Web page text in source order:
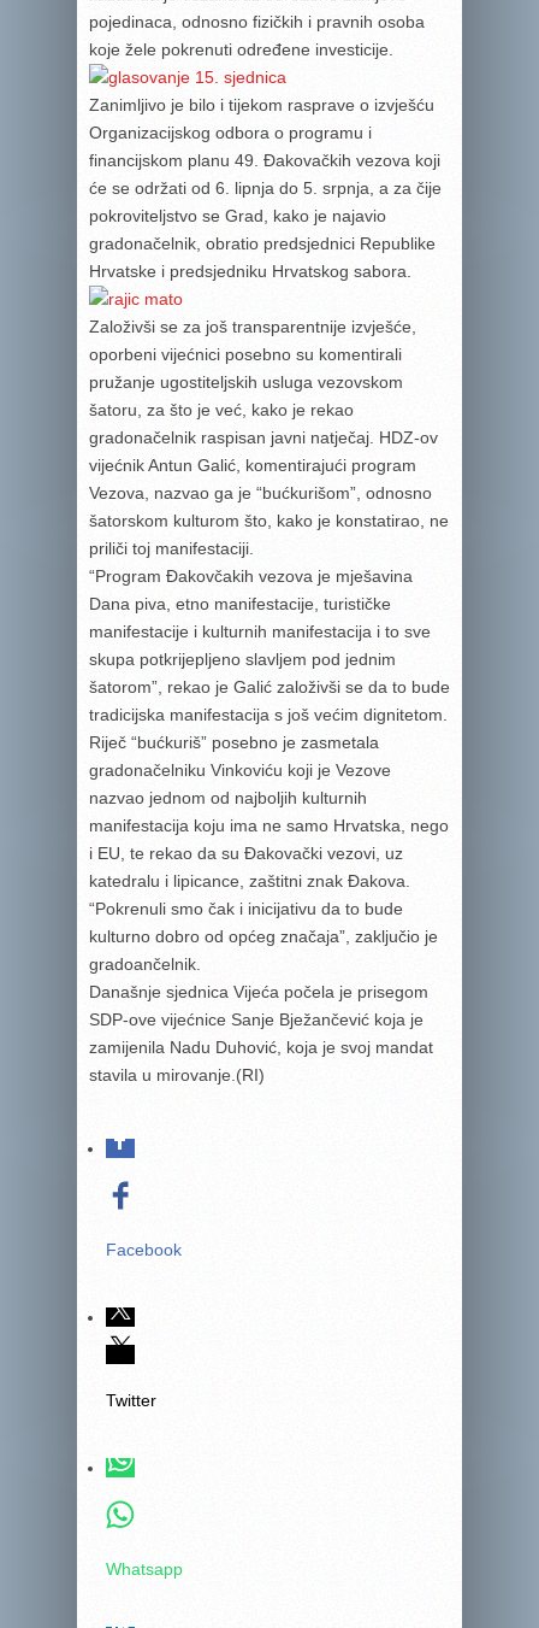
pojedinaca, odnosno fizičkih i pravnih osoba
koje žele pokrenuti određene investicije.
Zanimljivo je bilo i tijekom rasprave o izvješću
Organizacijskog odbora o programu i
financijskom planu 49. Đakovačkih vezova koji
će se održati od 6. lipnja do 5. srpnja, a za čije
pokroviteljstvo se Grad, kako je najavio
gradonačelnik, obratio predsjednici Republike
Hrvatske i predsjedniku Hrvatskog sabora.
Založivši se za još transparentnije izvješće,
oporbeni vijećnici posebno su komentirali
pružanje ugostiteljskih usluga vezovskom
šatoru, za što je već, kako je rekao
gradonačelnik raspisan javni natječaj. HDZ-ov
vijećnik Antun Galić, komentirajući program
Vezova, nazvao ga je “bućkurišom”, odnosno
šatorskom kulturom što, kako je konstatirao, ne
priliči toj manifestaciji.
“Program Đakovčakih vezova je mješavina
Dana piva, etno manifestacije, turističke
manifestacije i kulturnih manifestacija i to sve
skupa potkrijepljeno slavljem pod jednim
šatorom”, rekao je Galić založivši se da to bude
tradicijska manifestacija s još većim dignitetom.
Riječ “bućkuriš” posebno je zasmetala
gradonačelniku Vinkoviću koji je Vezove
nazvao jednom od najboljih kulturnih
manifestacija koju ima ne samo Hrvatska, nego
i EU, te rekao da su Đakovački vezovi, uz
katedralu i lipicance, zaštitni znak Đakova.
“Pokrenuli smo čak i inicijativu da to bude
kulturno dobro od općeg značaja”, zaključio je
gradoančelnik.
Današnje sjednica Vijeća počela je prisegom
SDP-ove vijećnice Sanje Bježančević koja je
zamijenila Nadu Duhović, koja je svoj mandat
stavila u mirovanje.(RI)
Facebook
Twitter
Whatsapp